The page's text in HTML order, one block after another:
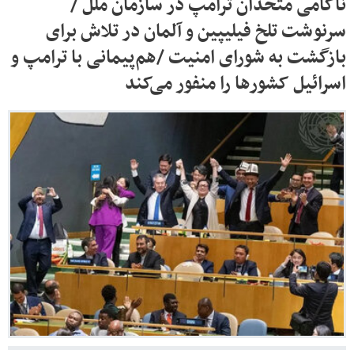
سرنوشت تلخ فیلیپین و آلمان در تلاش برای
بازگشت به شورای امنیت /هم‌پیمانی با ترامپ و
اسرائیل کشورها را منفور می‌کند